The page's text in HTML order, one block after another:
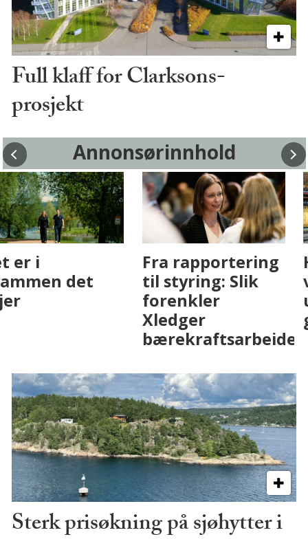
Full klaff for Clarksons-
prosjekt
Annonsørinnhold
Fenistra endrer
eiendomsbransjen
med AI. Slik ser vi
Det er i
Drammen det
skjer
Sterk prisøkning på sjøhytter i